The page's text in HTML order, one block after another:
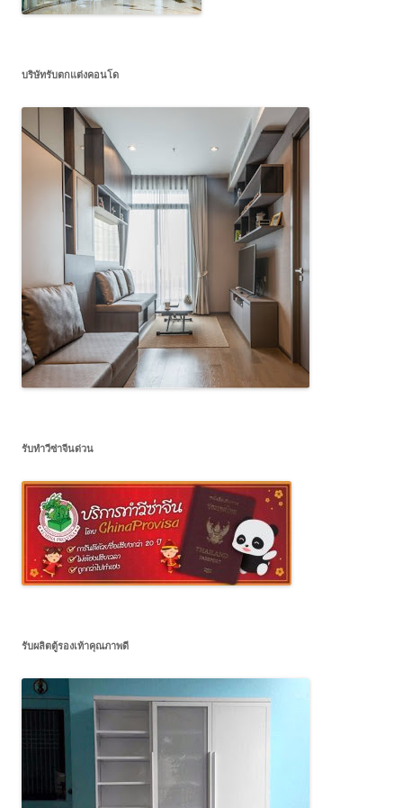
บริษัทรับตกแต่งคอนโด
รับทำวีซ่าจีนด่วน
รับผลิตตู้รองเท้าคุณภาพดี